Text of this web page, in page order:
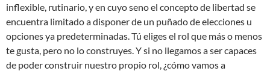
inflexible, rutinario, y en cuyo seno el concepto de libertad se
encuentra limitado a disponer de un puñado de elecciones u
opciones ya predeterminadas. Tú eliges el rol que más o menos
te gusta, pero no lo construyes. Y si no llegamos a ser capaces
de poder construir nuestro propio rol, ¿cómo vamos a